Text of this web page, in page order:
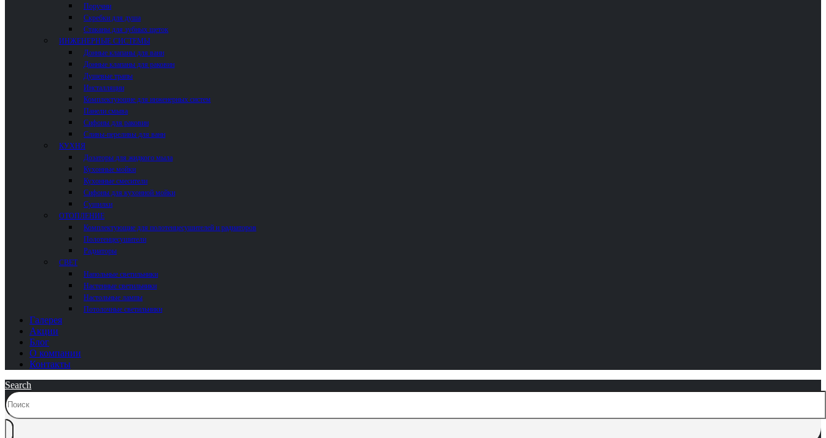
Поручни
Скребки для душа
Стаканы для зубных щеток
ИНЖЕНЕРНЫЕ СИСТЕМЫ
Донные клапаны для ванн
Донные клапаны для раковин
Душевые трапы
Инсталляции
Комплектующие для инженерных систем
Панели смыва
Сифоны для раковин
Сливы-переливы для ванн
КУХНЯ
Дозаторы для жидкого мыла
Кухонные мойки
Кухонные смесители
Сифоны для кухонной мойки
Сушилки
ОТОПЛЕНИЕ
Комплектующие для полотенцесушителей и радиаторов
Полотенцесушители
Радиаторы
СВЕТ
Напольные светильники
Настенные светильники
Настольные лампы
Потолочные светильники
Галерея
Акции
Блог
О компании
Контакты
Search